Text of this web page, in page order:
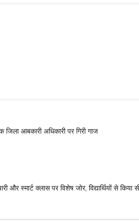
जिला आबकारी अधिकारी पर गिरी गाज
स्मार्ट क्लास पर विशेष जोर, विद्यार्थियों से किया